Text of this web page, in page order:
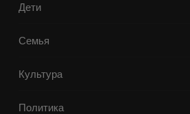
Дети
Семья
Культура
Политика